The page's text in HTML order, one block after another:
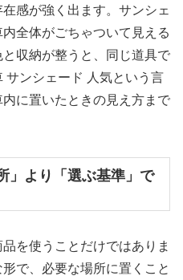
感が強く出ます。サンシェ
全体がごちゃついて見える
収納が整うと、同じ道具で
サンシェード 人気という言
に置いたときの見え方まで
」より「選ぶ基準」で
を使うことだけではありま
で、必要な場所に置くこと